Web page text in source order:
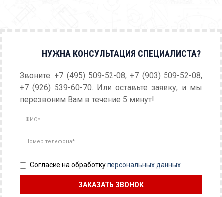
НУЖНА КОНСУЛЬТАЦИЯ СПЕЦИАЛИСТА?
Звоните: +7 (495) 509-52-08, +7 (903) 509-52-08,
+7 (926) 539-60-70. Или оставьте заявку, и мы
перезвоним Вам в течение 5 минут!
Согласие на обработкуперсональных данных